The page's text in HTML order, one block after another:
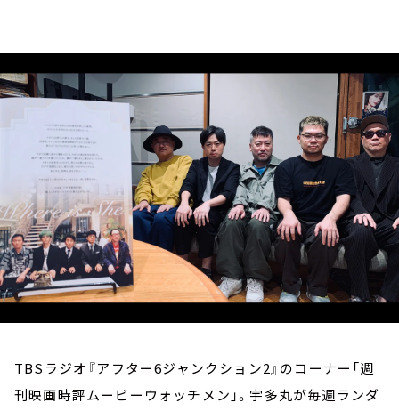
イベント・グッズ
YouTube
会社情報
TBSラジオ『アフター6ジャンクション2』のコーナー「週
刊映画時評ムービーウォッチメン」。宇多丸が毎週ランダ